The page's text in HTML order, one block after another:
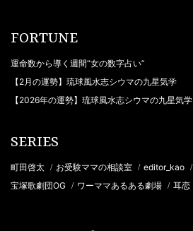
FORTUNE
運命数から導く週間“女の数字占い”
【2月の運勢】琉球風水志シウマの九星気学
【2026年の運勢】琉球風水志シウマの九星気学
SERIES
町田啓太 / お受験ママの相談室 / editor_kao /
宝塚歌劇団OG / ワーママあるある劇場 / 耳恋